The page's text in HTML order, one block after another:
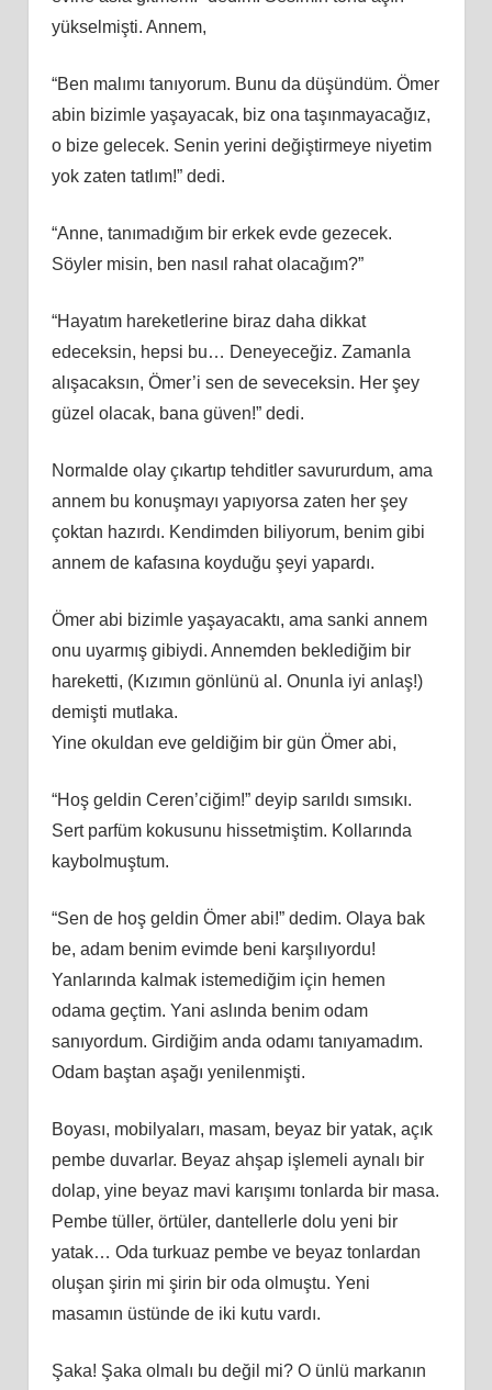
yükselmişti. Annem,
“Ben malımı tanıyorum. Bunu da düşündüm. Ömer
abin bizimle yaşayacak, biz ona taşınmayacağız,
o bize gelecek. Senin yerini değiştirmeye niyetim
yok zaten tatlım!” dedi.
“Anne, tanımadığım bir erkek evde gezecek.
Söyler misin, ben nasıl rahat olacağım?”
“Hayatım hareketlerine biraz daha dikkat
edeceksin, hepsi bu… Deneyeceğiz. Zamanla
alışacaksın, Ömer’i sen de seveceksin. Her şey
güzel olacak, bana güven!” dedi.
Normalde olay çıkartıp tehditler savururdum, ama
annem bu konuşmayı yapıyorsa zaten her şey
çoktan hazırdı. Kendimden biliyorum, benim gibi
annem de kafasına koyduğu şeyi yapardı.
Ömer abi bizimle yaşayacaktı, ama sanki annem
onu uyarmış gibiydi. Annemden beklediğim bir
hareketti, (Kızımın gönlünü al. Onunla iyi anlaş!)
demişti mutlaka.
Yine okuldan eve geldiğim bir gün Ömer abi,
“Hoş geldin Ceren’ciğim!” deyip sarıldı sımsıkı.
Sert parfüm kokusunu hissetmiştim. Kollarında
kaybolmuştum.
“Sen de hoş geldin Ömer abi!” dedim. Olaya bak
be, adam benim evimde beni karşılıyordu!
Yanlarında kalmak istemediğim için hemen
odama geçtim. Yani aslında benim odam
sanıyordum. Girdiğim anda odamı tanıyamadım.
Odam baştan aşağı yenilenmişti.
Boyası, mobilyaları, masam, beyaz bir yatak, açık
pembe duvarlar. Beyaz ahşap işlemeli aynalı bir
dolap, yine beyaz mavi karışımı tonlarda bir masa.
Pembe tüller, örtüler, dantellerle dolu yeni bir
yatak… Oda turkuaz pembe ve beyaz tonlardan
oluşan şirin mi şirin bir oda olmuştu. Yeni
masamın üstünde de iki kutu vardı.
Şaka! Şaka olmalı bu değil mi? O ünlü markanın